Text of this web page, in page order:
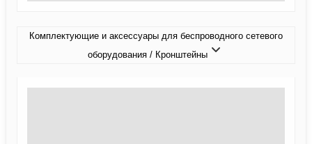
Комплектующие и аксессуары для беспроводного сетевого
оборудования / Кронштейны